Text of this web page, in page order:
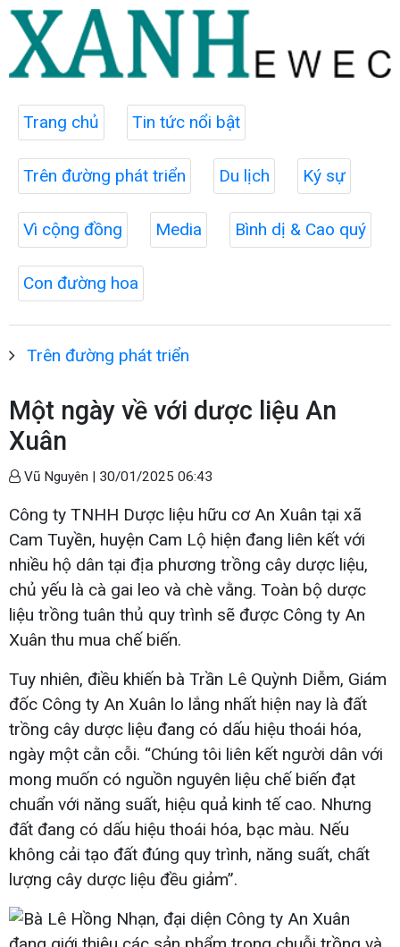
Trang chủ Tin tức nổi bật
Trên đường phát triển Du lịch Ký sự
Vì cộng đồng Media Bình dị & Cao quý
Con đường hoa
Trên đường phát triển
Một ngày về với dược liệu An
Xuân
Vũ Nguyên | 30/01/2025 06:43
Công ty TNHH Dược liệu hữu cơ An Xuân tại xã
Cam Tuyền, huyện Cam Lộ hiện đang liên kết với
nhiều hộ dân tại địa phương trồng cây dược liệu,
chủ yếu là cà gai leo và chè vằng. Toàn bộ dược
liệu trồng tuân thủ quy trình sẽ được Công ty An
Xuân thu mua chế biến.
Tuy nhiên, điều khiến bà Trần Lê Quỳnh Diễm, Giám
đốc Công ty An Xuân lo lắng nhất hiện nay là đất
trồng cây dược liệu đang có dấu hiệu thoái hóa,
ngày một cằn cỗi. “Chúng tôi liên kết người dân với
mong muốn có nguồn nguyên liệu chế biến đạt
chuẩn với năng suất, hiệu quả kinh tế cao. Nhưng
đất đang có dấu hiệu thoái hóa, bạc màu. Nếu
không cải tạo đất đúng quy trình, năng suất, chất
lượng cây dược liệu đều giảm”.